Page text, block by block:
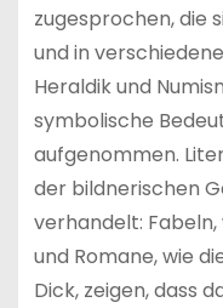
zugesprochen, die
und in
Heraldik und
symbolische
aufgenommen.
der bildnerischen
verhandelt: Fabeln,
und Romane, wie
Dick, zeigen, dass